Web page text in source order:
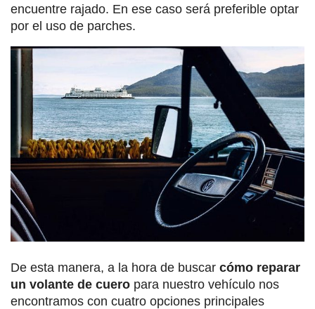
encuentre rajado. En ese caso será preferible optar
por el uso de parches.
De esta manera, a la hora de buscar cómo reparar
un volante de cuero para nuestro vehículo nos
encontramos con cuatro opciones principales